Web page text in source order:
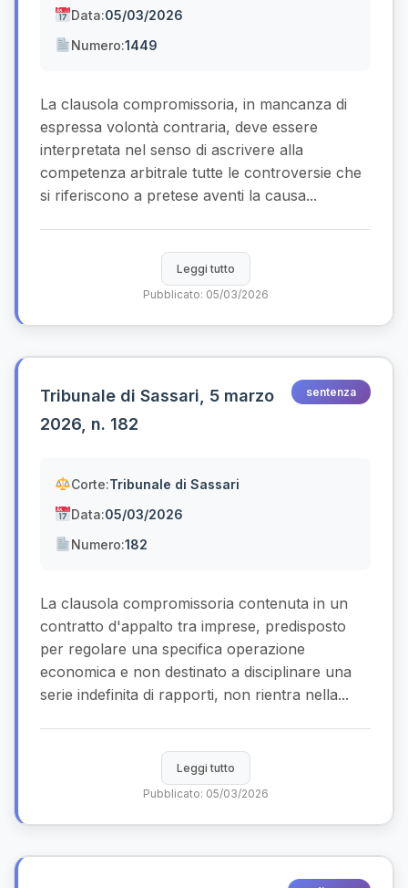
Data:05/03/2026
Numero:1449
La clausola compromissoria, in mancanza di
espressa volontà contraria, deve essere
interpretata nel senso di ascrivere alla
competenza arbitrale tutte le controversie che
si riferiscono a pretese aventi la causa...
Leggi tutto
Pubblicato: 05/03/2026
Tribunale di Sassari, 5 marzo
2026, n. 182
sentenza
Corte:Tribunale di Sassari
Data:05/03/2026
Numero:182
La clausola compromissoria contenuta in un
contratto d'appalto tra imprese, predisposto
per regolare una specifica operazione
economica e non destinato a disciplinare una
serie indefinita di rapporti, non rientra nella...
Leggi tutto
Pubblicato: 05/03/2026